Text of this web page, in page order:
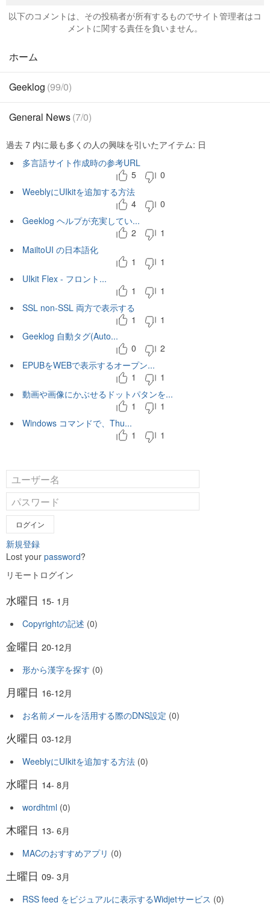
以下のコメントは、その投稿者が所有するものでサイト管理者はコ
メントに関する責任を負いません。
ホーム
Geeklog (99/0)
General News(7/0)
過去 7 内に最も多くの人の興味を引いたアイテム: 日
多言語サイト作成時の参考URL
5
0
WeeblyにUIkitを追加する方法
4
0
Geeklog ヘルプが充実してい...
2
1
MailtoUI の日本語化
1
1
UIkit Flex - フロント...
1
1
SSL non-SSL 両方で表示する
1
1
Geeklog 自動タグ(Auto...
0
2
EPUBをWEBで表示するオープン...
1
1
動画や画像にかぶせるドットパタンを...
1
1
Windows コマンドで、Thu...
1
1
ログイン
新規登録
Lost your password?
リモートログイン
水曜日 15- 1月
Copyrightの記述 (0)
金曜日 20-12月
形から漢字を探す (0)
月曜日 16-12月
お名前メールを活用する際のDNS設定 (0)
火曜日 03-12月
WeeblyにUIkitを追加する方法 (0)
水曜日 14- 8月
wordhtml (0)
木曜日 13- 6月
MACのおすすめアプリ (0)
土曜日 09- 3月
RSS feed をビジュアルに表示するWidjetサービス (0)